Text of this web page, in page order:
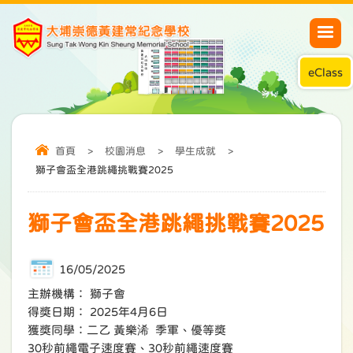
eClass
首頁 > 校園消息 > 學生成就
>
獅子會盃全港跳繩挑戰賽2025
獅子會盃全港跳繩挑戰賽2025
16/05/2025
主辦機構： 獅子會
得獎日期： 2025年4月6日
獲獎同學：二乙 黃樂浠 季軍、優等獎
30秒前繩電子速度賽、30秒前繩速度賽